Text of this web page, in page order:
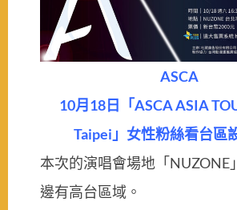
ASCA
10月18日「ASCA ASIA
Taipei」女性粉絲看台區
本次的演唱會場地「NUZONE
邊有高台區域。